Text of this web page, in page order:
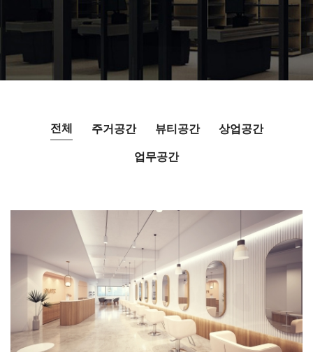
전체 주거공간 뷰티공간 상업공간
업무공간